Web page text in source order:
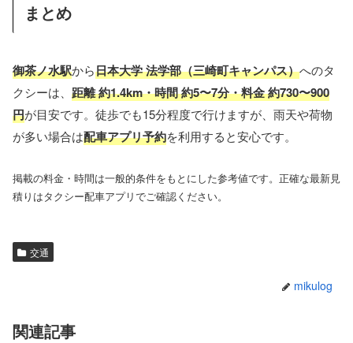
まとめ
御茶ノ水駅から日本大学 法学部（三崎町キャンパス）へのタ
クシーは、 距離 約1.4km・時間 約5〜7分・料金 約730〜900
円が目安です。徒歩でも15分程度で行けますが、雨天や荷物
が多い場合は配車アプリ予約を利用すると安心です。
掲載の料金・時間は一般的条件をもとにした参考値です。正確な最新見
積りはタクシー配車アプリでご確認ください。
交通
mikulog
関連記事